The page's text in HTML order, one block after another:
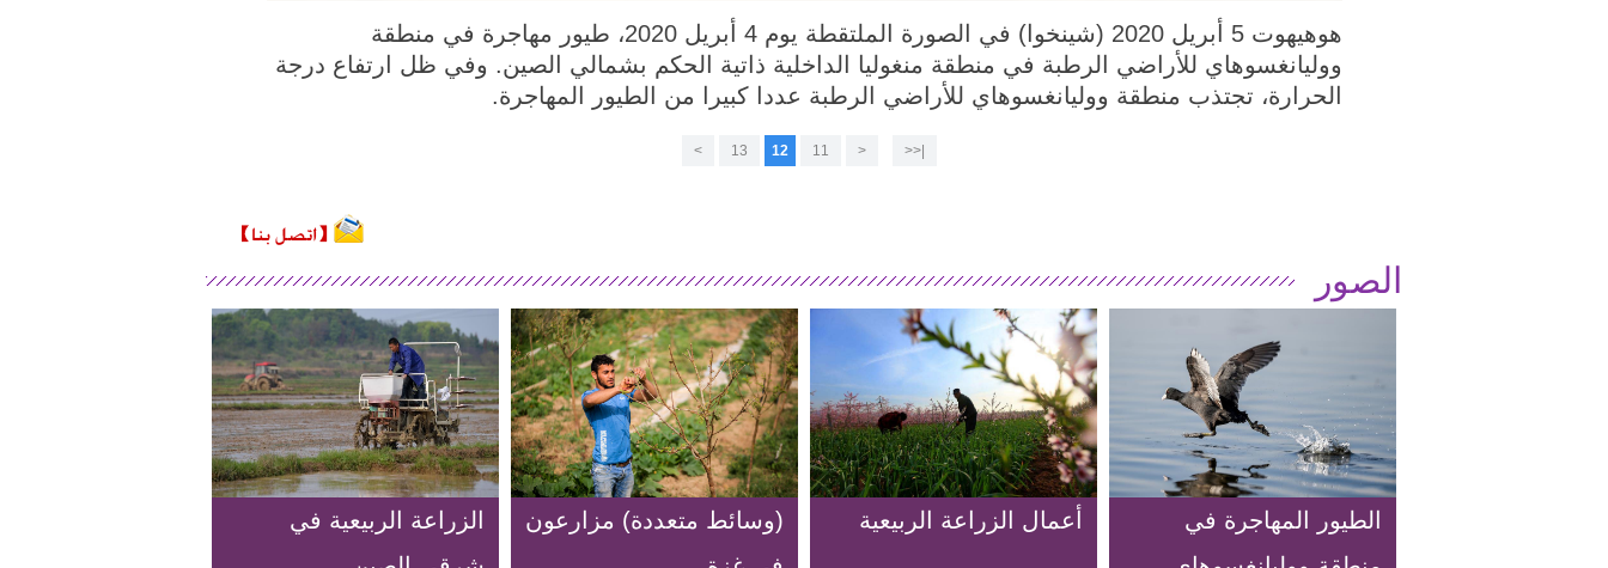
هوهيهوت 5 أبريل 2020 (شينخوا) في الصورة الملتقطة يوم 4 أبريل 2020، طيور مهاجرة في منطقة
ووليانغسوهاي للأراضي الرطبة في منطقة منغوليا الداخلية ذاتية الحكم بشمالي الصين. وفي ظل ارتفاع درجة
الحرارة، تجتذب منطقة ووليانغسوهاي للأراضي الرطبة عددا كبيرا من الطيور المهاجرة.
|<<
<
11
12
13
>
الصور
الطيور المهاجرة في
أعمال الزراعة الربيعية
(وسائط متعددة) مزارعون
الزراعة الربيعية في